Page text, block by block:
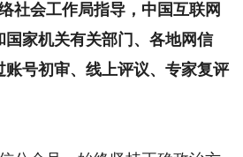
会工作局指导，中国互联网
家机关有关部门、各地网信
号初审、线上评议、专家复评